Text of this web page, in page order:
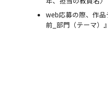
web応募の際、作
前_部門（テーマ）